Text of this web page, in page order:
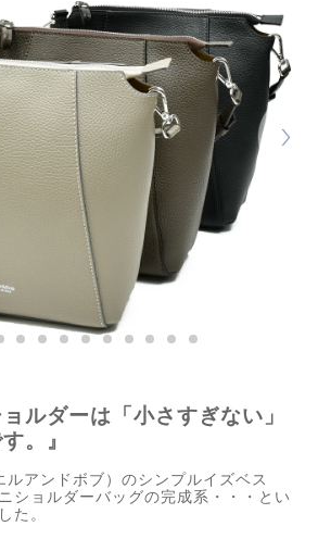
ルダーは「小さすぎない」
。』
アンドボブ）のシンプルイズベス
ショルダーバッグの完成系・・・とい
た。